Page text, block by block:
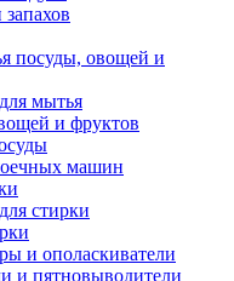
посуды, овощей и
мытья
и фруктов
машин
стирки
и ополаскиватели
и пятновыводители